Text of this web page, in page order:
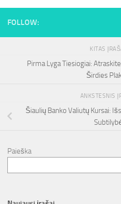
FOLLOW:
KITAS
Pirma Lyga Tiesiogiai:
Širdies
ANKSTESNIS
Šiaulių Banko Valiutų Kursai:
Paieška